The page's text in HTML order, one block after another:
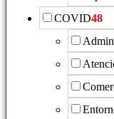
COVID48